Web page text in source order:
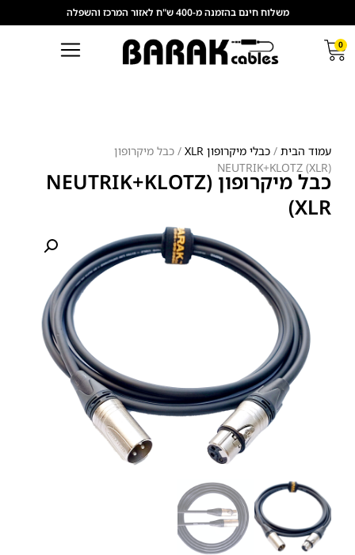
משלוח חינם בהזמנה מ-400 ש"ח לאזור המרכז והשפלה
0
עמוד הבית / כבלי מיקרופון XLR
/ כבל מיקרופון
(NEUTRIK+KLOTZ (XLR
כבל מיקרופון (NEUTRIK+KLOTZ
(XLR